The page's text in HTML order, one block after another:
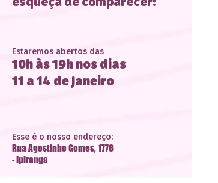
esqueça de comparecer!
Estaremos abertos das
10h às 19h nos dias
11 a 14 de Janeiro
Esse é o nosso endereço:
Rua Agostinho Gomes, 1778
- Ipiranga